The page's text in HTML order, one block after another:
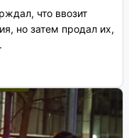
что ввозит
но затем продал их,